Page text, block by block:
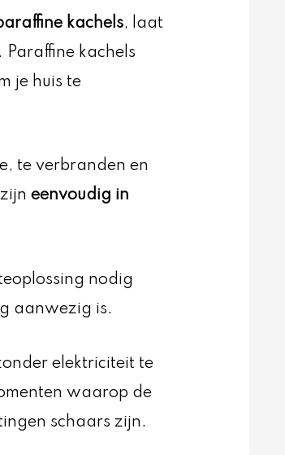
kachels, laat
. Paraffine kachels
je huis te
te verbranden en
eenvoudig in
nodig
aanwezig is.
elektriciteit te
waarop de
schaars zijn.